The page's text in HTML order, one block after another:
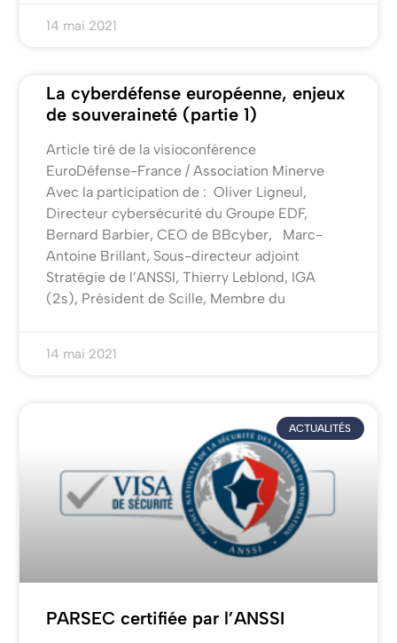
14 mai 2021
La cyberdéfense européenne, enjeux
de souveraineté (partie 1)
Article tiré de la visioconférence
EuroDéfense-France / Association Minerve
Avec la participation de : Oliver Ligneul,
Directeur cybersécurité du Groupe EDF,
Bernard Barbier, CEO de BBcyber, Marc-
Antoine Brillant, Sous-directeur adjoint
Stratégie de l’ANSSI, Thierry Leblond, IGA
(2s), Président de Scille, Membre du
14 mai 2021
ACTUALITÉS
PARSEC certifiée par l’ANSSI